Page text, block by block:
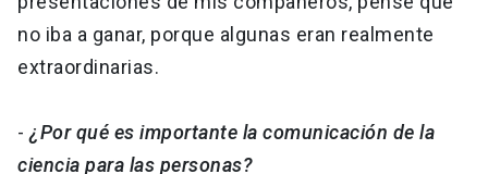
no iba a ganar, porque algunas eran realmente
extraordinarias.
- ¿Por qué es importante la comunicación de la
ciencia para las personas?